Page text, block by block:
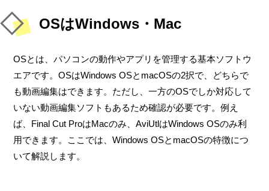
OSはWindows・Mac
OSとは、パソコンの動作やアプリを管理する基本ソフトウ
エアです。OSはWindows OSとmacOSの2択で、どちらで
も動画編集はできます。ただし、一方のOSでしか対応して
いない動画編集ソフトもあるため確認が必要です。例え
ば、Final Cut ProはMacのみ、AviUtlはWindows OSのみ利
用できます。ここでは、Windows OSとmacOSの特徴につ
いて解説します。